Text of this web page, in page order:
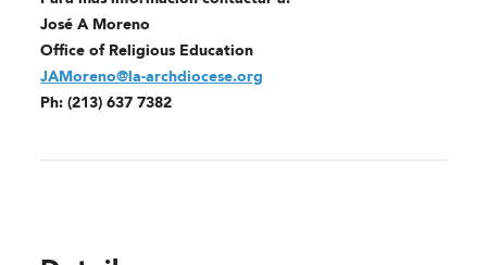
José A Moreno
Office of Religious Education
JAMoreno@la-archdiocese.org
Ph: (213) 637 7382